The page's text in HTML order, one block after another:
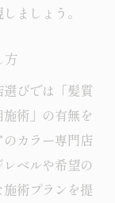
ましょう。
方
びでは「髪質
術」の有無を
カラー専門店
ベルや希望の
術プランを提